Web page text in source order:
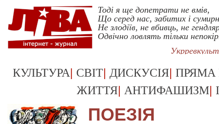
Тоді я ще допетрати не вмів,
Що серед нас, забитих і
Не злодіїв, не вбивць, не
Одвічно ловлять тільки
КУЛЬТУРА| СВІТ| ДИСКУСІЯ| ПРЯМА
ЖИТТЯ| АНТИФАШИЗМ|
ПОЕЗІЯ